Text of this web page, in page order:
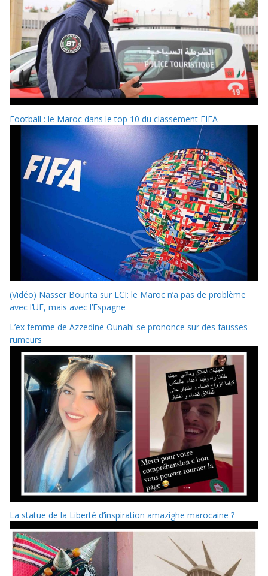
Football : le Maroc dans le top 10 du classement FIFA
(Vidéo) Nasser Bourita sur LCI: le Maroc n’a pas de problème
avec l’UE, mais avec l’Espagne
L’ex femme de Azzedine Ounahi se prononce sur des fausses
rumeurs
La statue de la Liberté d’inspiration amazighe marocaine ?